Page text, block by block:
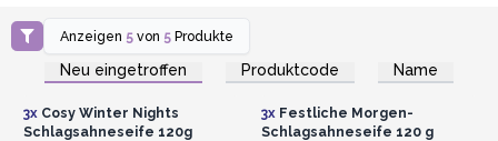
Anzeigen 5 von 5 Produkte
Neu eingetroffen Produktcode Name
Anmelden oder
Registrieren für
Großhandelspreise
3xCosy Winter Nights
Schlagsahneseife 120g
Registrieren für
Großhandelspreise
3xFestliche Morgen-
Schlagsahneseife 120 g